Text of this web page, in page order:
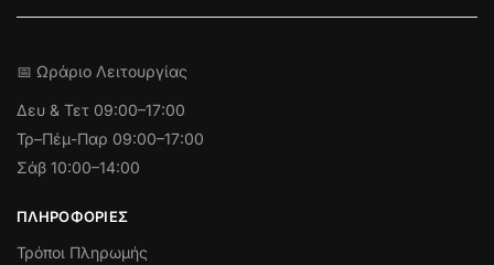
📅 Ωράριο Λειτουργίας
Δευ & Τετ 09:00–17:00
Τρ–Πέμ-Παρ 09:00–17:00
Σάβ 10:00–14:00
ΠΛΗΡΟΦΟΡΊΕΣ
Τρόποι Πληρωμής